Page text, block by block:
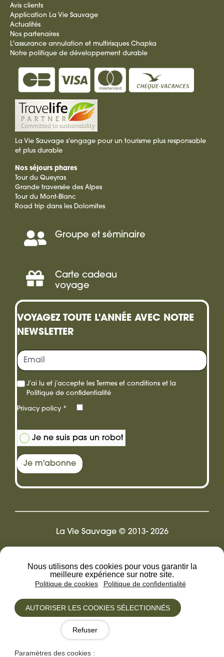
Nous utilisons des cookies pour vous garantir la
meilleure expérience sur notre site.
Politique de cookies Politique de confidentialité
AUTORISER LES COOKIES SÉLECTIONNÉS
Refuser
Paramètres des cookies :
Avis clients
Application La Vie Sauvage
Actualités
Nos partenaires
L'assurance annulation et multirisques Chapka
Notre politique de développement durable
La Vie Sauvage s'engage pour un tourisme plus responsable
et plus durable
Nos séjours phares
Tour du Queyras
Grande traversée des Alpes
Tour du Mont-Blanc
Road trip dans les Dolomites
Groupe et séminaire
Séminaire,
Incentive
Carte cadeau
voyage
Offrir
une
carte
cadeau
VOYAGEZ TOUTE L'ANNÉE AVEC NOTRE
NEWSLETTER
J’ai lu et j’accepte lesTermes et conditions et la
Politique de confidentialité
Privacy policy *
Je ne suis pas un robot
Je m'abonne
La Vie Sauvage © 2013- 2026
Mentions légales
CGV